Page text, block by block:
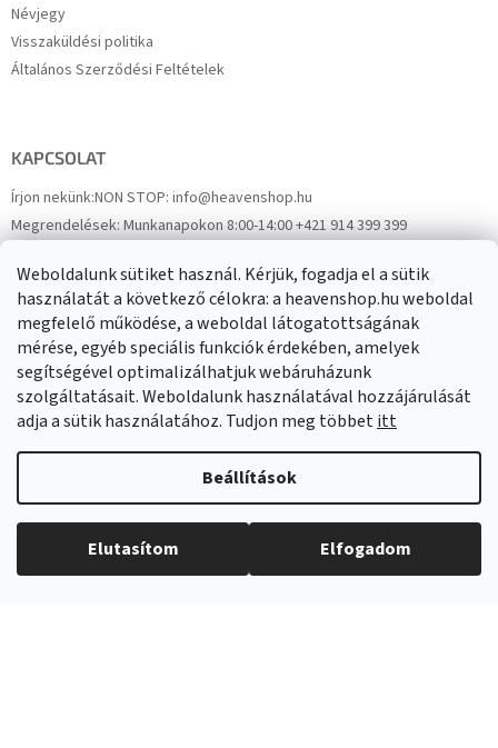
Weboldalunk sütiket használ. Kérjük, fogadja el a sütik
használatát a következő célokra: a heavenshop.hu weboldal
megfelelő működése, a weboldal látogatottságának
mérése, egyéb speciális funkciók érdekében, amelyek
segítségével optimalizálhatjuk webáruházunk
szolgáltatásait. Weboldalunk használatával hozzájárulását
adja a sütik használatához. Tudjon meg többetitt
Beállítások
Elutasítom Elfogadom
Névjegy
Visszaküldési politika
Általános Szerződési Feltételek
KAPCSOLAT
Írjon nekünk:NON STOP: info@heavenshop.hu
Megrendelések:Munkanapokon 8:00-14:00 +421 914 399 399
FacebookHeavenShop.sk
Eredményeink